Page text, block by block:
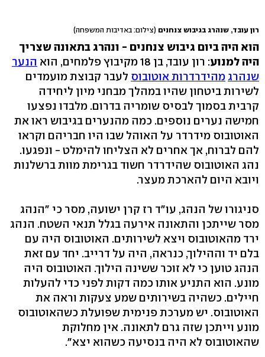
רון עובד, שנהרג בגיבוש צנחנים (צילום: באדיבות המשפחה)
הוא היה ביום גיבוש צנחנים - ונהרג בתאונה שצריך
היה למנוע: רון עובד, בן 18 מקיבוץ פלמחים, הוא
הנער
שנהרג מהידרדרות אוטובוס לעבר קבוצת מועמדים
לשירות ביטחון שהיו במהלך מבחני מיון ליחידה
קרבית בסמוך לבסיס שומריה בדרום. מלבדו נפצעו
חמישה נערים נוספים. כמה מהנערים בגיבוש ראו את
האוטובוס מידרדר על האוהל שבו היו חבריהם וקראו
להם לברוח, אך אחרים לא הצליחו להימלט - ונפגעו.
נהג האוטובוס שהידרדר חשוד בגרימת מוות ברשלנות
ויובא היום להארכת מעצר.
סניגורו של הנהג, עו"ד רז קרן ישועה, מסר כי "הנהג
מסר שייתכן והתאונה אירעה בגלל תנאי השטח. הנהג
ירד מהאוטובוס ויצא לשירותים. האוטובוס היה עם
בלם יד וההילוך, כנראה, היה על דרייב. יחד עם זאת
הנהג טוען כי לא זוכר ששינה הילוך. האוטובוס היה
מונע. הוא התניע אותו כמה דקות לפני כדי להעלות
חיילים. כשהיה בשירותים שמע צעקות וראה את
האוטובוס. יש מערכת פנימית שפועלת כשהאוטובוס
מונע וייתכן שזה גרם לתאונה. אין מחלוקת
שהאוטובוס לא היה בנסיעה כשהוא יצא".